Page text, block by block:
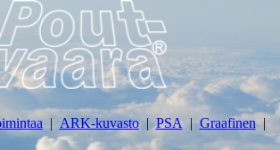
ARK-kuvasto PSA Graafinen